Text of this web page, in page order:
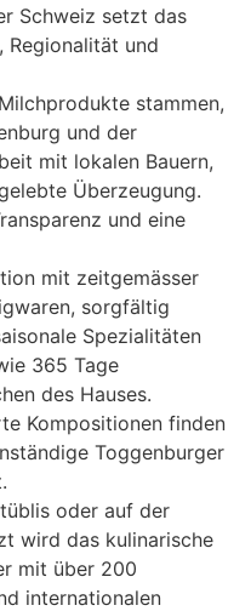
Schweiz setzt das
Regionalität und
stammen,
und der
mit lokalen Bauern,
Überzeugung.
und eine
mit zeitgemässer
sorgfältig
Spezialitäten
365 Tage
des Hauses.
Kompositionen finden
Toggenburger
oder auf der
wird das kulinarische
mit über 200
internationalen